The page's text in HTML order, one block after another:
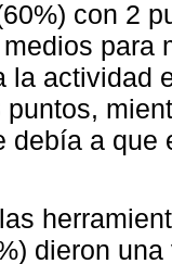
con 2
para
la actividad
debía a
dieron